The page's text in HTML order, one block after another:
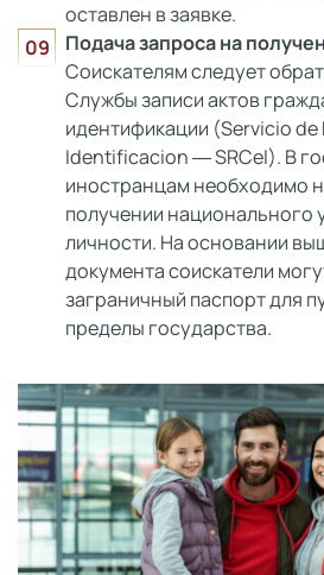
оставлен в заявке.
Подача запроса на
Соискателям следует
Службы записи актов
идентификации (Servicio de
Identificacion ― SRCeI). В
иностранцам необходимо
получении национального
личности. На основании
документа соискатели
заграничный паспорт для
пределы государства.